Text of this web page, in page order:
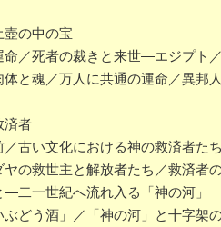
の中の宝
／死者の裁きと来世―エジプト
と魂／万人に共通の運命／異邦
済者
古い文化における神の救済者た
の救世主と解放者たち／救済者
二一世紀へ流れ入る「神の河」
どう酒」／「神の河」と十字架